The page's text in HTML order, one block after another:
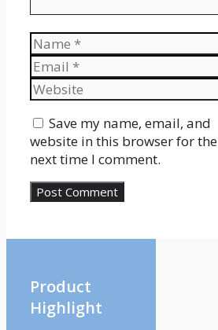
Name
Email
Website
Save my name, email, and
website in this browser for the
next time I comment.
Product
Highlight